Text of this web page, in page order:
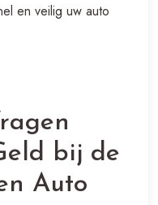
en veilig uw auto
bij de
Auto